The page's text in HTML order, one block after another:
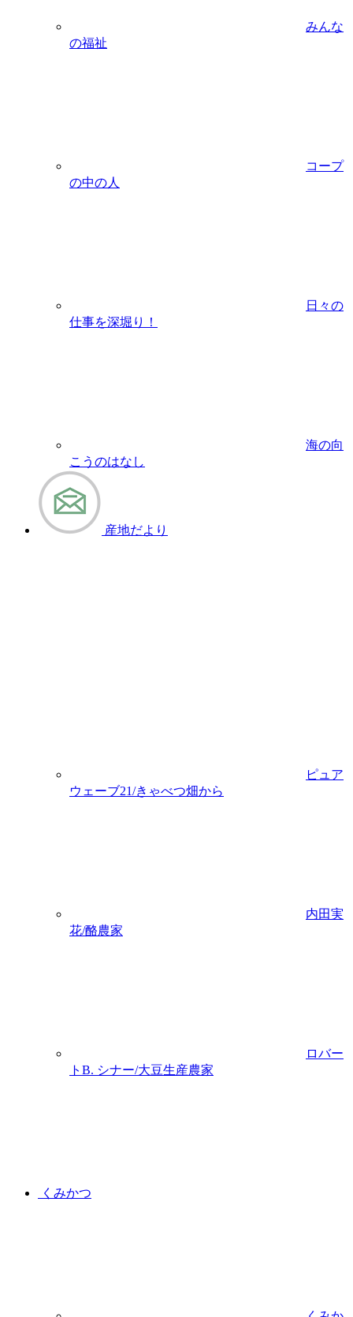
みんな
の福祉
コープ
の中の人
日々の
仕事を深堀り！
海の向
こうのはなし
産地だより
ピュア
ウェーブ21/きゃべつ畑から
内田実
花/酪農家
ロバー
トB. シナー/大豆生産農家
くみかつ